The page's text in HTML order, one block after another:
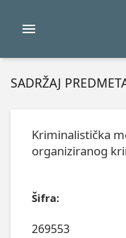
SADRŽAJ
Kriminalistička
organiziranog
Šifra:
269553